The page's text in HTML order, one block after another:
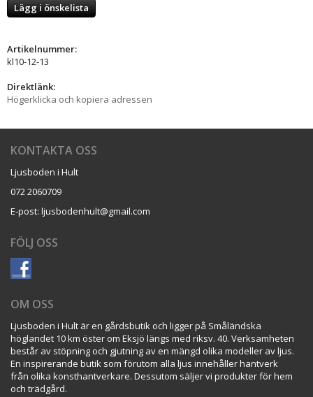
Lägg i önskelista
Artikelnummer:
kl10-12-13
Direktlänk:
Högerklicka och kopiera adressen
KONTAKTA OSS
Ljusboden i Hult
072 2060709
E-post: ljusbodenhult@gmail.com
FÖLJ OSS
OM OSS
Ljusboden i Hult är en gårdsbutik och ligger på Småländska
höglandet 10 km öster om Eksjö längs med riksv. 40. Verksamheten
består av stöpning och gjutning av en mängd olika modeller av ljus.
En inspirerande butik som förutom alla ljus innehåller hantverk
från olika konsthantverkare. Dessutom säljer vi produkter för hem
och trädgård.